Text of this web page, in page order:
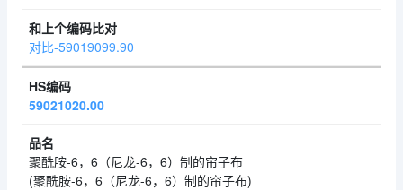
对比-59019099.90
59021020.00
聚酰胺-6，6（尼龙-6，6）制的帘子布
(聚酰胺-6，6（尼龙-6，6）制的帘子布)